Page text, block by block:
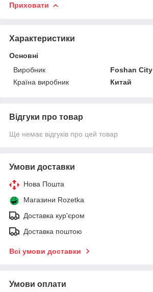
Приховати
Характеристики
Основні
Виробник
Foshan City
Країна виробник
Китай
Відгуки про товар
Ще немає відгуків про цей товар
Умови доставки
Нова Пошта
Магазини Rozetka
Доставка кур'єром
Доставка поштою
Всі умови доставки
Умови оплати